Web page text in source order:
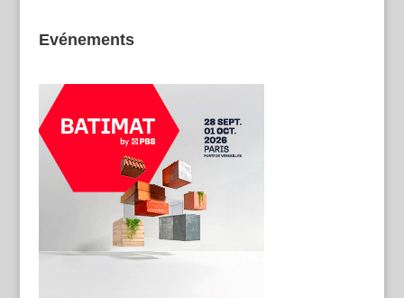
Evénements